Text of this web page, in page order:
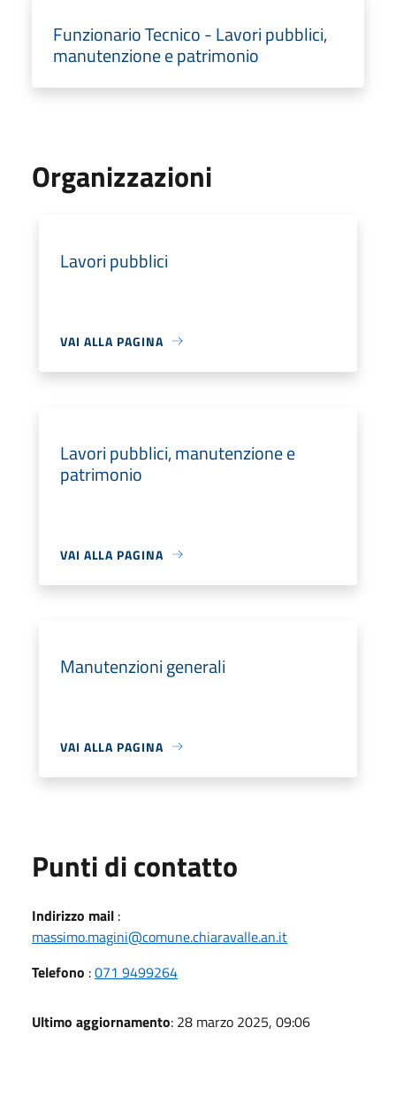
Funzionario Tecnico - Lavori pubblici,
manutenzione e patrimonio
Organizzazioni
Lavori pubblici
VAI ALLA PAGINA
Lavori pubblici, manutenzione e
patrimonio
VAI ALLA PAGINA
Manutenzioni generali
VAI ALLA PAGINA
Punti di contatto
Indirizzo mail :
massimo.magini@comune.chiaravalle.an.it
Telefono :071 9499264
Ultimo aggiornamento: 28 marzo 2025, 09:06